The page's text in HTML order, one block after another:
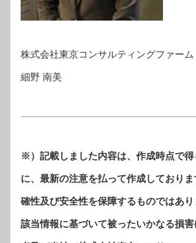
株式会社東京コンサルティングファー
細野 南美
※）記載しました内容は、作成時点で得
に、最新の注意を払って作成しており
確性及び安全性を保障するものではあり
該当情報に基づいて被ったいかなる損